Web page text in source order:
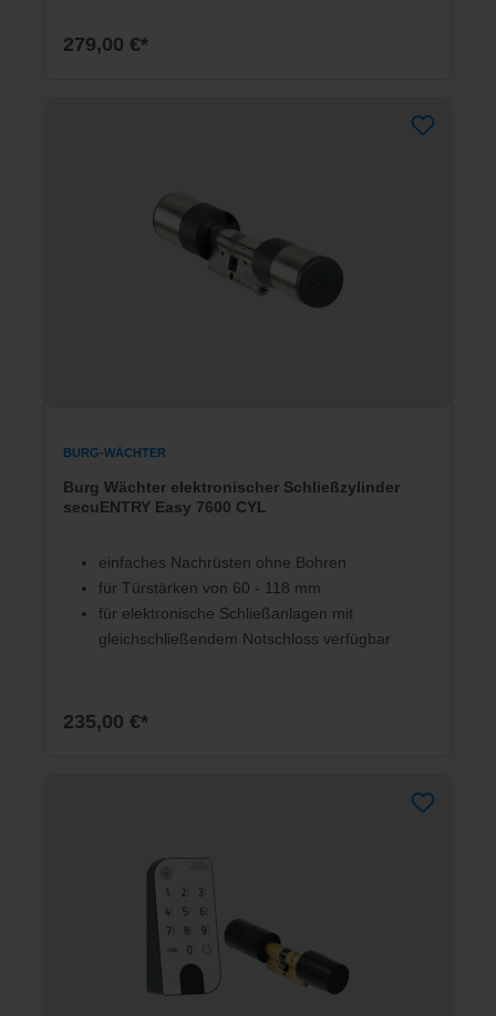
279,00 €*
BURG-WÄCHTER
Burg Wächter elektronischer Schließzylinder
secuENTRY Easy 7600 CYL
einfaches Nachrüsten ohne Bohren
für Türstärken von 60 - 118 mm
für elektronische Schließanlagen mit
gleichschließendem Notschloss verfügbar
235,00 €*